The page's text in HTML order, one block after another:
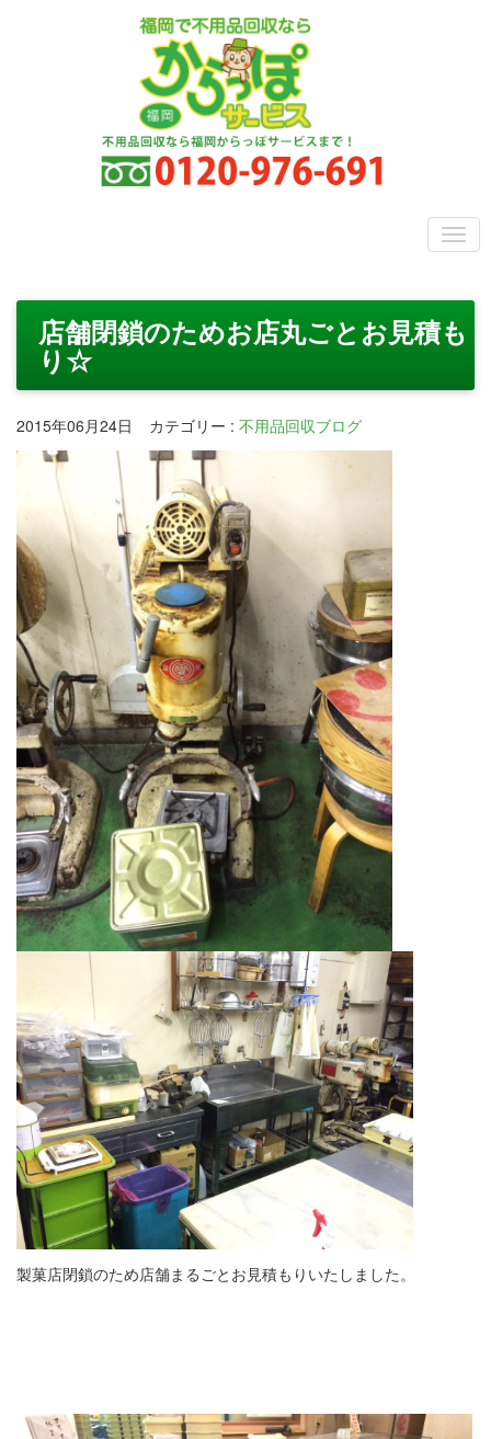
店舗閉鎖のためお店丸ごとお見積も
り☆
2015年06月24日 カテゴリー : 不用品回収ブログ
製菓店閉鎖のため店舗まるごとお見積もりいたしました。